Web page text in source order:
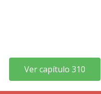
Ver capítulo 310